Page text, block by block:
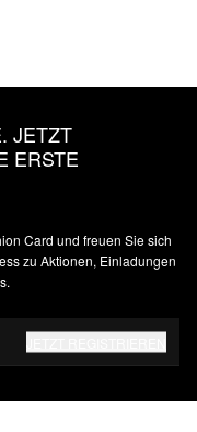
JETZT
ERSTE
Card und freuen Sie sich
zu Aktionen, Einladungen